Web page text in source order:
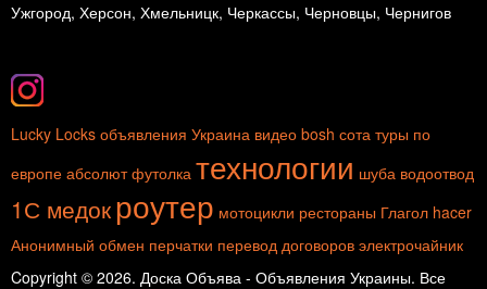
Ужгород, Херсон, Хмельницк, Черкассы, Черновцы, Чернигов
Lucky Locks объявления Украина видео bosh сота туры по
европе абсолют футолка технологии шуба водоотвод
1С медокроутер мотоцикли рестораны Глагол hacer
Анонимный обмен перчатки перевод договоров электрочайник
Copyright © 2026. Доска Объява - Объявления Украины. Все